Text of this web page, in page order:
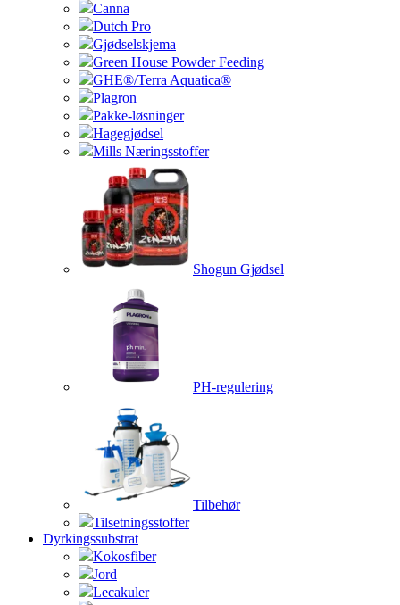
Canna
Dutch Pro
Gjødselskjema
Green House Powder Feeding
GHE®/Terra Aquatica®
Plagron
Pakke-løsninger
Hagegjødsel
Mills Næringsstoffer
Shogun Gjødsel
PH-regulering
Tilbehør
Tilsetningsstoffer
Dyrkingssubstrat
Kokosfiber
Jord
Lecakuler